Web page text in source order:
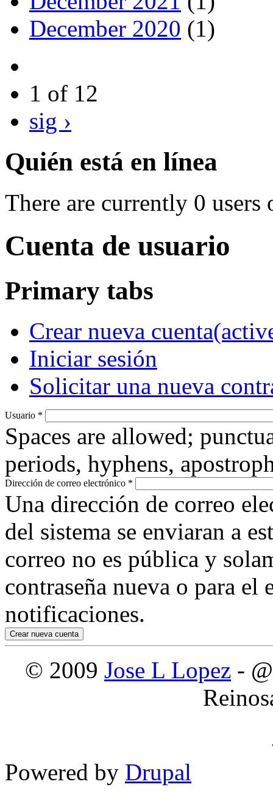
December 2020 (1)
1 of 12
sig ›
Quién está en línea
There are currently 0 users
Cuenta de usuario
Primary tabs
Crear nueva cuenta
Iniciar sesión
Solicitar una nueva
Usuario *
Spaces are allowed;
periods, hyphens,
Dirección de correo electrónico *
Una dirección de correo
del sistema se enviaran a
correo no es pública y
contraseña nueva o para
notificaciones.
© 2009 Jose L Lopez -
Powered by Drupal